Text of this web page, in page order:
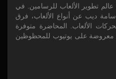
تطوير الألعاب للرسامين. في
ديب عن أنواع الألعاب، فرق
الألعاب. المحاضرة متوفرة
معروضة على يوتيوب للمحظوظين